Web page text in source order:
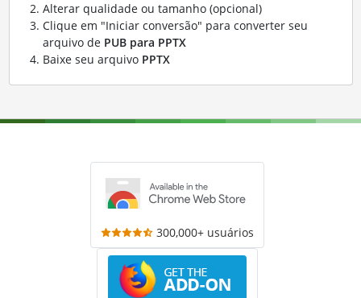
Alterar qualidade ou tamanho (opcional)
Clique em "Iniciar conversão" para converter seu
arquivo de PUB para PPTX
Baixe seu arquivo PPTX
300,000+ usuários